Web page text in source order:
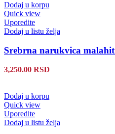
Dodaj u korpu
Quick view
Uporedite
Dodaj u listu želja
Srebrna narukvica
3,250.00 RSD
Dodaj u korpu
Quick view
Uporedite
Dodaj u listu želja